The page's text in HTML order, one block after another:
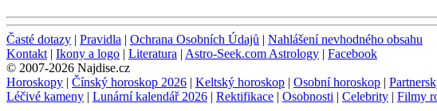
Časté dotazy | Pravidla | Ochrana Osobních Údajů | Nahlášení nevhodného obsahu
Kontakt | Ikony a logo | Literatura | Astro-Seek.com Astrology | Facebook
© 2007-2026 Najdise.cz
Horoskopy | Čínský horoskop 2026 | Keltský horoskop | Osobní horoskop |
Léčivé kameny | Lunární kalendář 2026 | Rektifikace | Osobnosti | Celebrity | Filmy